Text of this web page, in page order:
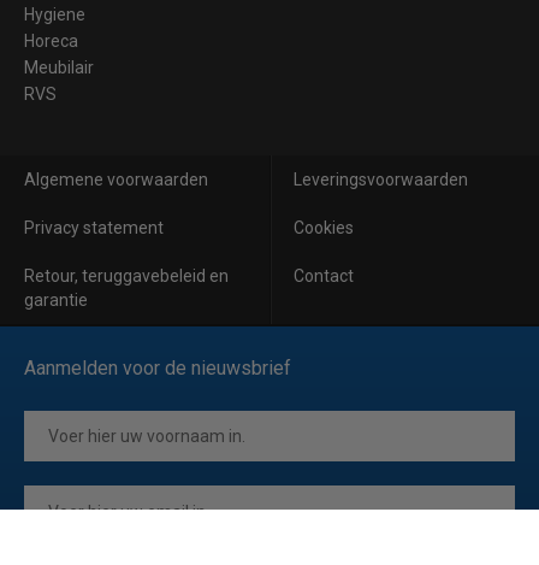
Hygiene
Horeca
Meubilair
RVS
Algemene voorwaarden Leveringsvoorwaarden
Privacy statement Cookies
Retour, teruggavebeleid en
garantie
Contact
Aanmelden voor de nieuwsbrief